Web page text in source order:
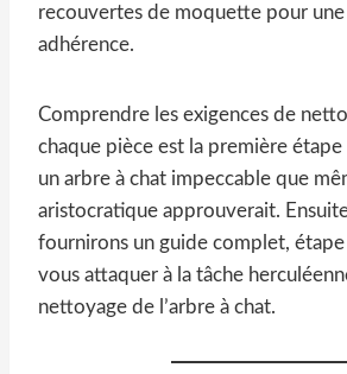
recouvertes de moquette pour
adhérence.
Comprendre les exigences de
chaque pièce est la première
un arbre à chat impeccable que
aristocratique approuverait.
fournirons un guide complet,
vous attaquer à la tâche
nettoyage de l’arbre à chat.